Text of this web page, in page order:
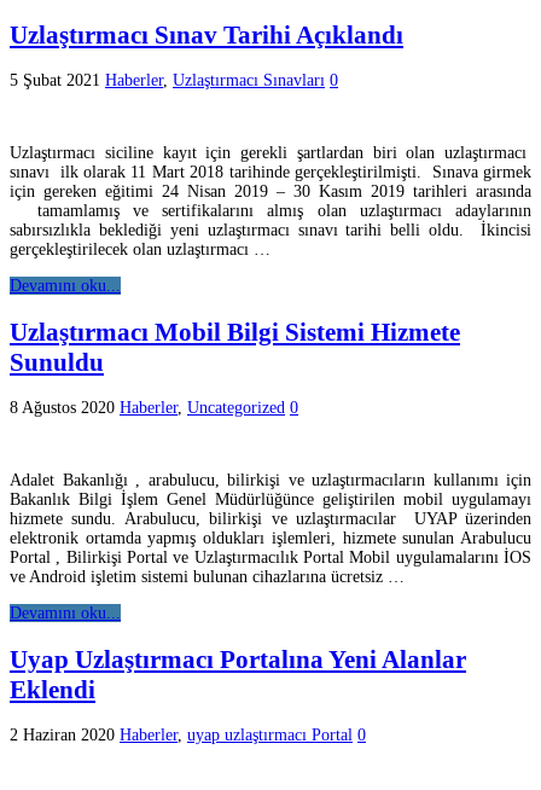
Uzlaştırmacı Sınav Tarihi Açıklandı
5 Şubat 2021 Haberler, Uzlaştırmacı Sınavları 0
Uzlaştırmacı siciline kayıt için gerekli şartlardan biri olan uzlaştırmacı
sınavı ilk olarak 11 Mart 2018 tarihinde gerçekleştirilmişti. Sınava girmek
için gereken eğitimi 24 Nisan 2019 – 30 Kasım 2019 tarihleri arasında
tamamlamış ve sertifikalarını almış olan uzlaştırmacı adaylarının
sabırsızlıkla beklediği yeni uzlaştırmacı sınavı tarihi belli oldu. İkincisi
gerçekleştirilecek olan uzlaştırmacı …
Devamını oku...
Uzlaştırmacı Mobil Bilgi Sistemi Hizmete
Sunuldu
8 Ağustos 2020 Haberler, Uncategorized 0
Adalet Bakanlığı , arabulucu, bilirkişi ve uzlaştırmacıların kullanımı için
Bakanlık Bilgi İşlem Genel Müdürlüğünce geliştirilen mobil uygulamayı
hizmete sundu. Arabulucu, bilirkişi ve uzlaştırmacılar UYAP üzerinden
elektronik ortamda yapmış oldukları işlemleri, hizmete sunulan Arabulucu
Portal , Bilirkişi Portal ve Uzlaştırmacılık Portal Mobil uygulamalarını İOS
ve Android işletim sistemi bulunan cihazlarına ücretsiz …
Devamını oku...
Uyap Uzlaştırmacı Portalına Yeni Alanlar
Eklendi
2 Haziran 2020 Haberler, uyap uzlaştırmacı Portal 0